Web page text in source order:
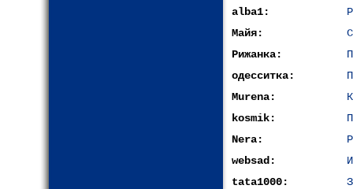
alba1:
Майя:
Рижанка:
одесситка:
Murena:
kosmik:
Nera:
websad:
tata1000: